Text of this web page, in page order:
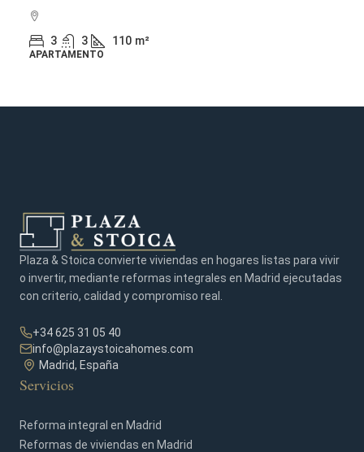
3 3 110 m²
APARTAMENTO
Plaza & Stoica convierte viviendas en hogares listas para vivir
o invertir, mediante reformas integrales en Madrid ejecutadas
con criterio, calidad y compromiso real.
+34 625 31 05 40
info@plazaystoicahomes.com
Madrid, España
Servicios
Reforma integral en Madrid
Reformas de viviendas en Madrid